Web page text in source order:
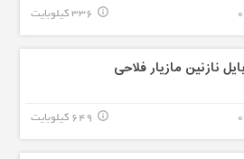
336 کیلوبایت info_outline
نازنین مازیار فلاحی
649 کیلوبایت info_outline